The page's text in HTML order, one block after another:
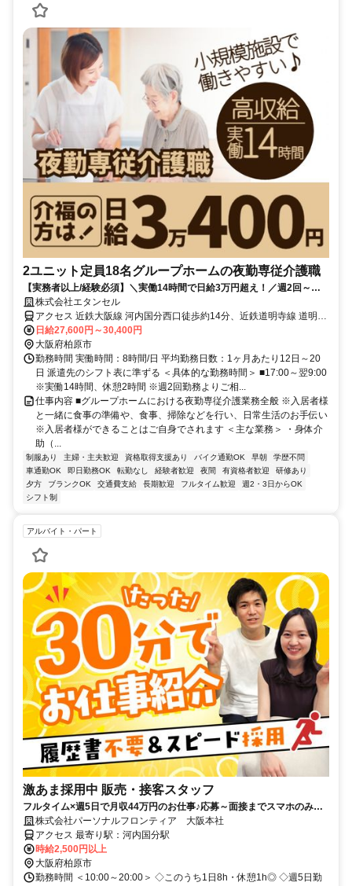
2ユニット定員18名グループホームの夜勤専従介護職
【実務者以上/経験必須】＼実働14時間で日給3万円超え！／週2回～！
月10回勤務可能｜小規模施設で働きやすい環境｜バイク・車通勤OK♪無
料駐車場完備
株式会社エタンセル
アクセス 近鉄大阪線 河内国分西口徒歩約14分、近鉄道明寺線 道明寺
徒歩約14分、近鉄南大阪線 道明寺徒歩約14分 【勤務地最寄駅】近鉄
南大阪線「道明寺」駅より徒歩8分
日給27,600円～30,400円
大阪府柏原市
勤務時間 実働時間：8時間/日 平均勤務日数：1ヶ月あたり12日～20
日 派遣先のシフト表に準ずる ＜具体的な勤務時間＞ ■17:00～翌9:00
※実働14時間、休憩2時間 ※週2回勤務よりご相...
仕事内容 ■グループホームにおける夜勤専従介護業務全般 ※入居者様
と一緒に食事の準備や、食事、掃除などを行い、日常生活のお手伝い
※入居者様ができることはご自身でされます ＜主な業務＞ ・身体介
助（...
制服あり 主婦・主夫歓迎 資格取得支援あり バイク通勤OK 早朝
学歴不問
車通勤OK
即日勤務OK 転勤なし 経験者歓迎 夜間 有資格者歓迎
研修あり
夕方
ブランクOK 交通費支給 長期歓迎 フルタイム歓迎
週2・3日からOK
シフト制
アルバイト・パート
激あま採用中 販売・接客スタッフ
フルタイム×週5日で月収44万円のお仕事♪応募～面接までスマホのみで
完結！履歴書不要◎
株式会社パーソナルフロンティア 大阪本社
アクセス 最寄り駅：河内国分駅
時給2,500円以上
大阪府柏原市
勤務時間 ＜10:00～20:00＞ ◇このうち1日8h・休憩1h◎ ◇週5日勤